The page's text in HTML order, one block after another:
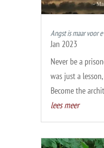
Angst is maar voor
Jan 2023
Never be a
was just a
Become the
lees meer